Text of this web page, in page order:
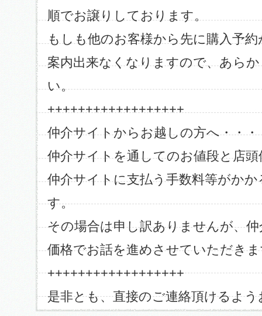
順でお譲りしております。
もしも他のお客様から先に購入予
案内出来なくなりますので、あら
い。
++++++++++++++++++
仲介サイトからお越しの方へ・・・
仲介サイトを通してのお値段と店
仲介サイトに支払う手数料等がか
す。
その場合は申し訳ありませんが、
価格でお話を進めさせていただき
++++++++++++++++++
是非とも、直接のご連絡頂けるよ